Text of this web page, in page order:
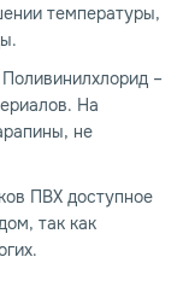
температуры,
–
На
не
ПВХ доступное
так как